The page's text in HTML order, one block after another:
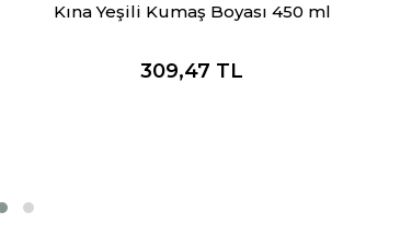
Kına Yeşili Kumaş Boyası 450 ml
309,47 TL